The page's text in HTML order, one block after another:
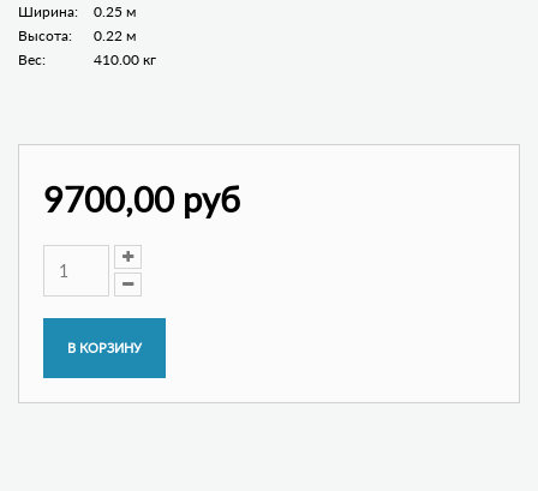
Ширина:
0.25 м
Высота:
0.22 м
Вес:
410.00 кг
9700,00 руб